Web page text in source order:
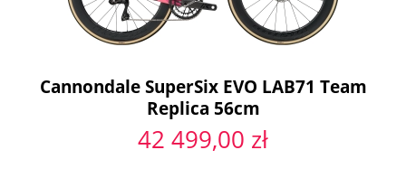
Cannondale SuperSix EVO LAB71 Team
Replica 56cm
42 499,00 zł